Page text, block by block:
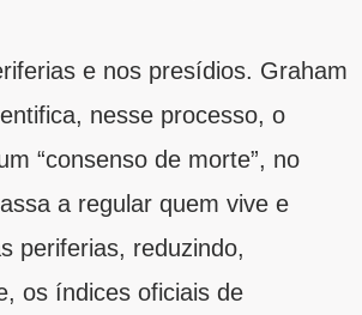
e nos presídios. Graham
nesse processo, o
“consenso de morte”, no
a regular quem vive e
periferias, reduzindo,
os índices oficiais de